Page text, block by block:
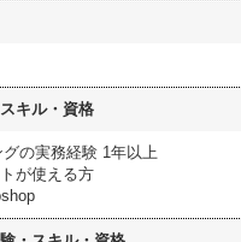
キル・資格
グの実務経験 1年以上
が使える方